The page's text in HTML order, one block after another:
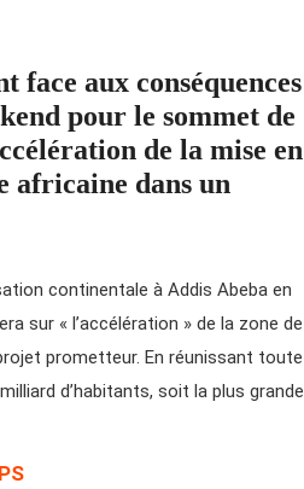
face aux conséquences
pour le sommet de
de la mise en
africaine dans un
continentale à Addis Abeba en
sur « l’accélération » de la zone de
prometteur. En réunissant toute
d’habitants, soit la plus grande